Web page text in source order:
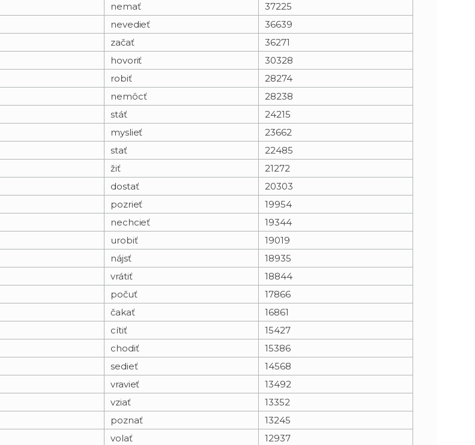
nemať
37225
nevedieť
36639
začať
36271
hovoriť
30328
robiť
28274
nemôcť
28238
stáť
24215
myslieť
23662
stať
22485
žiť
21272
dostať
20303
pozrieť
19954
nechcieť
19344
urobiť
19019
nájsť
18935
vrátiť
18844
počuť
17866
čakať
16861
cítiť
15427
chodiť
15386
sedieť
14568
vravieť
13492
vziať
13352
poznať
13245
volať
12937